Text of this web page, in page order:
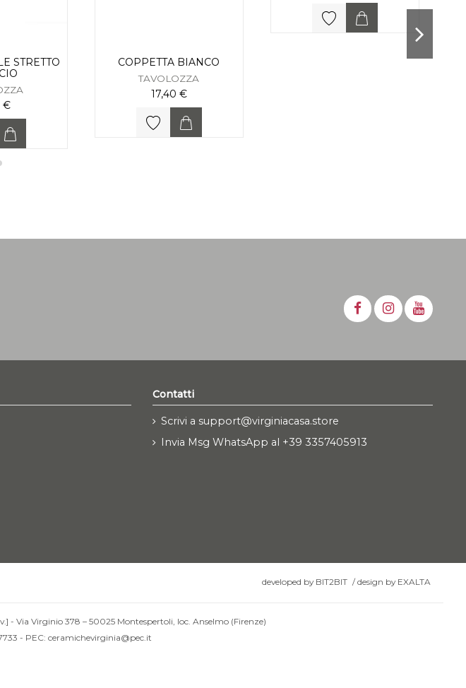
STRETTO
€
COPPETTA BIANCO
TAVOLOZZA
17,40 €
Contatti
Scrivi a support@virginiacasa.store
Invia Msg WhatsApp al +39 3357405913
developed by BIT2BIT /design by EXALTA
- Via Virginio 378 – 50025 Montespertoli, loc. Anselmo (Firenze)
- PEC: ceramichevirginia@pec.it